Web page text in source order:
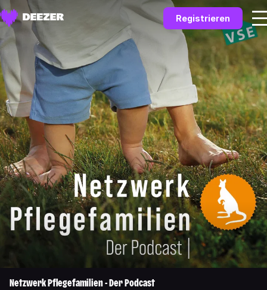
Registrieren
Netzwerk Pflegefamilien - Der Podcast